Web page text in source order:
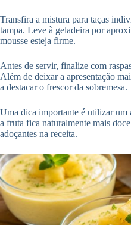
Transfira a mistura para taças
tampa. Leve à geladeira por
mousse esteja firme.
Antes de servir, finalize com
Além de deixar a apresentação
a destacar o frescor da sobremesa.
Uma dica importante é utilizar um
a fruta fica naturalmente mais
adoçantes na receita.